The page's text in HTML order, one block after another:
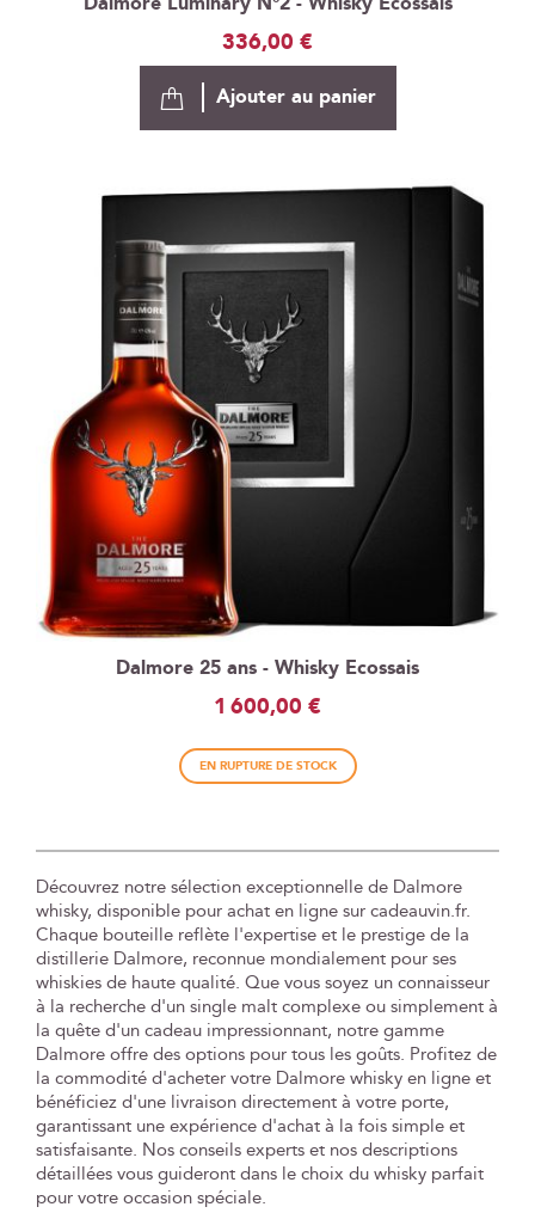
336,00 €
Ajouter au panier
Dalmore 25 ans - Whisky Ecossais
1 600,00 €
EN RUPTURE DE STOCK
Découvrez notre sélection exceptionnelle de Dalmore
whisky, disponible pour achat en ligne sur cadeauvin.fr.
Chaque bouteille reflète l'expertise et le prestige de la
distillerie Dalmore, reconnue mondialement pour ses
whiskies de haute qualité. Que vous soyez un connaisseur
à la recherche d'un single malt complexe ou simplement à
la quête d'un cadeau impressionnant, notre gamme
Dalmore offre des options pour tous les goûts. Profitez de
la commodité d'acheter votre Dalmore whisky en ligne et
bénéficiez d'une livraison directement à votre porte,
garantissant une expérience d'achat à la fois simple et
satisfaisante. Nos conseils experts et nos descriptions
détaillées vous guideront dans le choix du whisky parfait
pour votre occasion spéciale.